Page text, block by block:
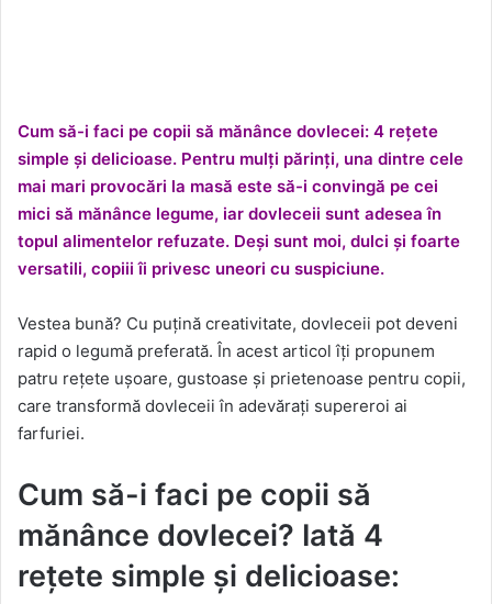
Cum să-i faci pe copii să mănânce dovlecei: 4 rețete
simple și delicioase. Pentru mulți părinți, una dintre cele
mai mari provocări la masă este să-i convingă pe cei
mici să mănânce legume, iar dovleceii sunt adesea în
topul alimentelor refuzate. Deși sunt moi, dulci și foarte
versatili, copiii îi privesc uneori cu suspiciune.
Vestea bună? Cu puțină creativitate, dovleceii pot deveni
rapid o legumă preferată. În acest articol îți propunem
patru rețete ușoare, gustoase și prietenoase pentru copii,
care transformă dovleceii în adevărați supereroi ai
farfuriei.
Cum să-i faci pe copii să
mănânce dovlecei? Iată 4
rețete simple și delicioase: